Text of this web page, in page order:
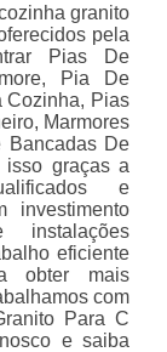
granito
pela
Pias De
Pia De
Cozinha, Pias
Marmores
Bancadas De
isso graças a
e
investimento
instalações
eficiente
obter mais
com
Para C
e saiba